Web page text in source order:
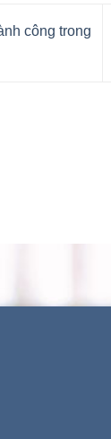
công trong